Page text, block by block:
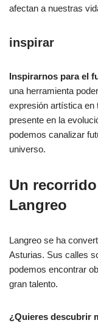
afectan a nuestras
inspirar
Inspirarnos para el
una herramienta
expresión artística en
presente en la
podemos canalizar
universo.
Un
Langreo
Langreo se ha
Asturias. Sus calles
podemos encontrar
gran talento.
¿Quieres descubrir